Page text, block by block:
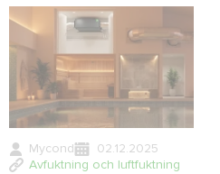
Mycond
02.12.2025
Avfuktning och luftfuktning